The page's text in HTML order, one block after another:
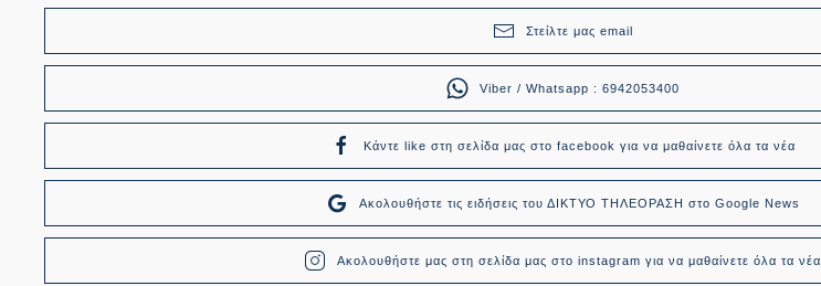
Στείλτε μας email
Viber / Whatsapp : 6942053400
Κάντε like στη σελίδα μας στο facebook για να μαθαίνετε όλα τα νέα
Ακολουθήστε τις ειδήσεις του ΔΙΚΤΥΟ ΤΗΛΕΟΡΑΣΗ στο Google News
Ακολουθήστε μας στη σελίδα μας στο instagram για να μαθαίνετε όλα τα νέα